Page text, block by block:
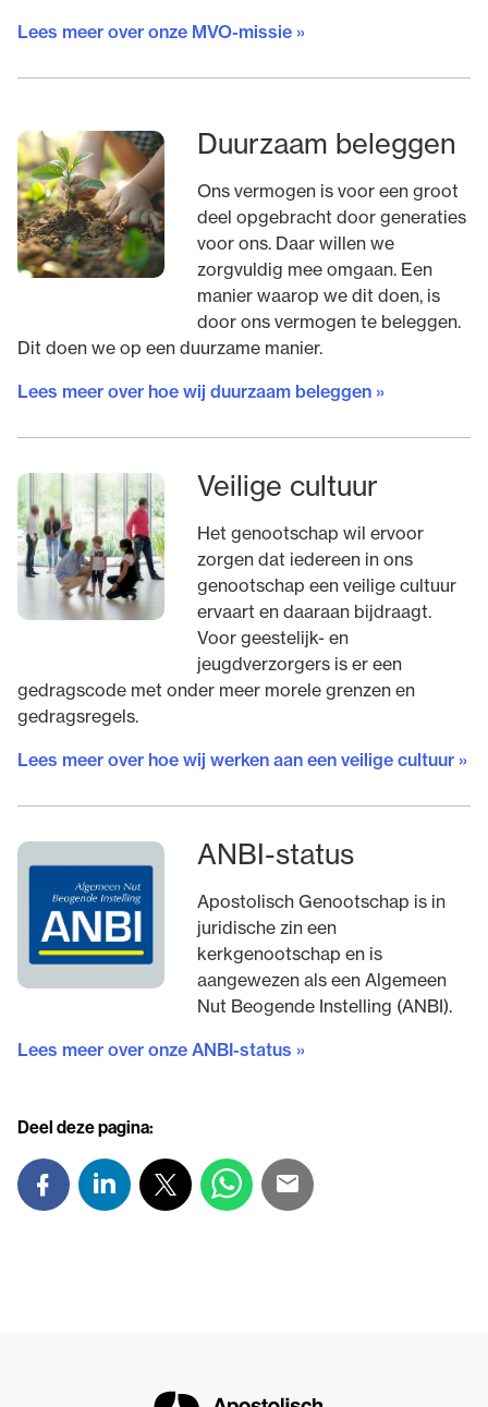
Lees meer over onze MVO-missie »
Duurzaam beleggen
Ons vermogen is voor een groot
deel opgebracht door generaties
voor ons. Daar willen we
zorgvuldig mee omgaan. Een
manier waarop we dit doen, is
door ons vermogen te beleggen.
Dit doen we op een duurzame manier.
Lees meer over hoe wij duurzaam beleggen »
Veilige cultuur
Het genootschap wil ervoor
zorgen dat iedereen in ons
genootschap een veilige cultuur
ervaart en daaraan bijdraagt.
Voor geestelijk- en
jeugdverzorgers is er een
gedragscode met onder meer morele grenzen en
gedragsregels.
Lees meer over hoe wij werken aan een veilige cultuur »
ANBI-status
Apostolisch Genootschap is in
juridische zin een
kerkgenootschap en is
aangewezen als een Algemeen
Nut Beogende Instelling (ANBI).
Lees meer over onze ANBI-status »
Deel deze pagina: